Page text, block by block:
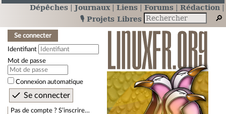
Dépêches Journaux Liens Forums
Rédaction
🎙️ Projets Libres
Se connecter
Identifiant
Mot de passe
Connexion automatique
Pas de compte ? S’inscrire…